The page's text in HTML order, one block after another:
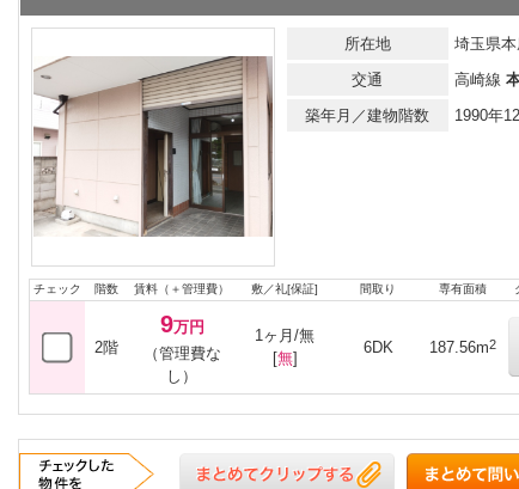
所在地
埼玉県
交通
高崎線
築年月／建物階数
1990年
チェック 階数 賃料（＋管理費） 敷／礼[保証] 間取り 専有面積
2階
9万円
（管理費な
し）
1ヶ月/無
[無]
6DK 187.56m2